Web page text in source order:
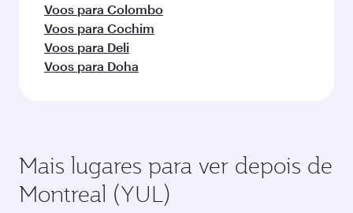
Voos para Colombo
Voos para Cochim
Voos para Deli
Voos para Doha
Mais lugares para ver depois de
Montreal (YUL)